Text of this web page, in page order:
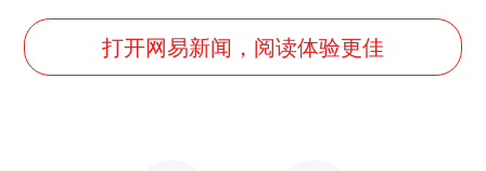
打开网易新闻，阅读体验更佳